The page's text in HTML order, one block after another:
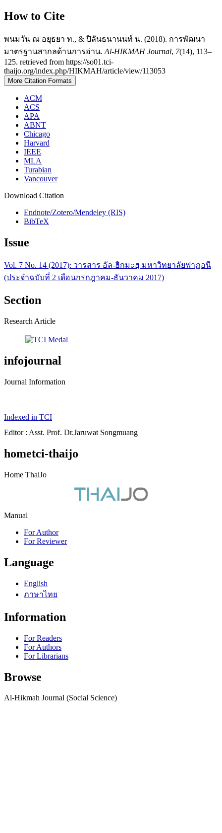
How to Cite
พนมวัน ณ อยุธยา ท., & ปิลันธนานนท์ น. (2018). การพัฒนา
มาตรฐานสากลด้านการอ่าน. Al-HIKMAH Journal, 7(14), 113–
125. retrieved from https://so01.tci-
thaijo.org/index.php/HIKMAH/article/view/113053
More Citation Formats
ACM
ACS
APA
ABNT
Chicago
Harvard
IEEE
MLA
Turabian
Vancouver
Download Citation
Endnote/Zotero/Mendeley (RIS)
BibTeX
Issue
Vol. 7 No. 14 (2017): วารสาร อัล-ฮิกมะฮฺ มหาวิทยาลัยฟาฏอนี
(ประจำฉบับที่ 2 เดือนกรกฎาคม-ธันวาคม 2017)
Section
Research Article
infojournal
Journal Information
Indexed in TCI
Editor : Asst. Prof. Dr.Jaruwat Songmuang
hometci-thaijo
Home ThaiJo
Manual
For Author
For Reviewer
Language
English
ภาษาไทย
Information
For Readers
For Authors
For Librarians
Browse
Al-Hikmah Journal (Social Science)